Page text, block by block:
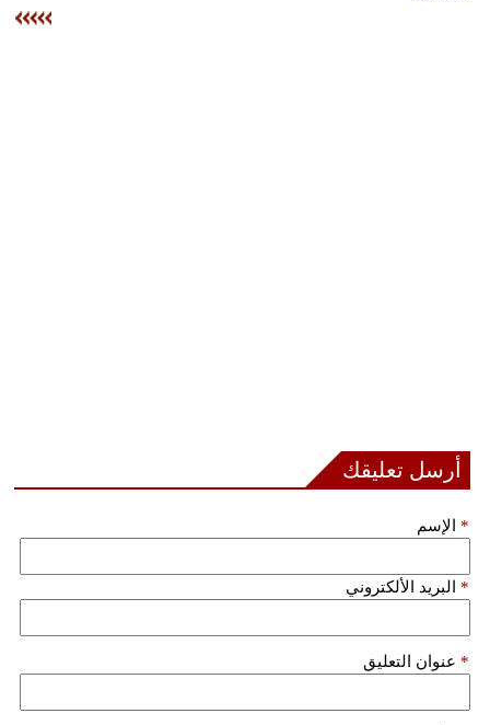
ديكور
فيديو
أرسل تعليقك
الإسم *
البريد الألكتروني *
عنوان التعليق *